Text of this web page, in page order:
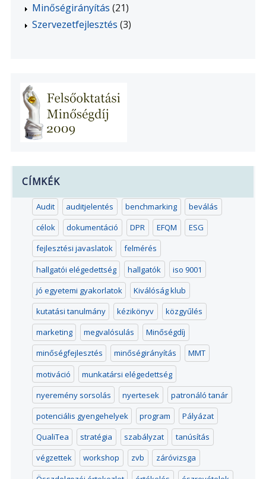
Minőségirányítás (21)
Szervezetfejlesztés (3)
CÍMKÉK
Audit auditjelentés benchmarking
beválás
célok
dokumentáció DPR EFQM
ESG
fejlesztési javaslatok
felmérés
hallgatói elégedettség
hallgatók
iso 9001
jó egyetemi gyakorlatok
Kiválóság klub
kutatási tanulmány
kézikönyv
közgyűlés
marketing
megvalósulás
Minőségdíj
minőségfejlesztés
minőségirányítás
MMT
motiváció
munkatársi elégedettség
nyeremény sorsolás
nyertesek
patronáló tanár
potenciális gyengehelyek
program
Pályázat
QualiTea
stratégia szabályzat
tanúsítás
végzettek
workshop zvb
záróvizsga